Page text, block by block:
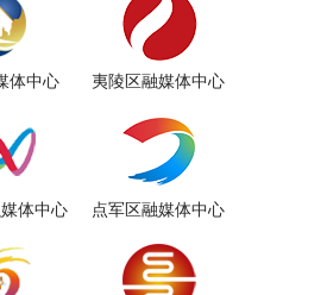
体中心 夷陵区融媒体中心
体中心 点军区融媒体中心